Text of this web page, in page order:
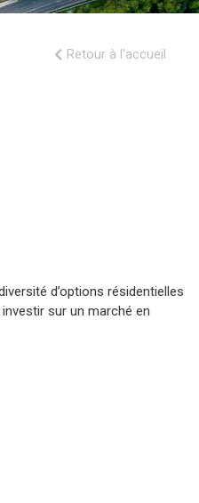
Retour à l'accueil
d’options résidentielles
sur un marché en